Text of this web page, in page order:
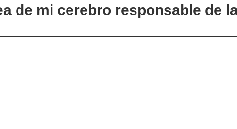
de mi cerebro responsable de